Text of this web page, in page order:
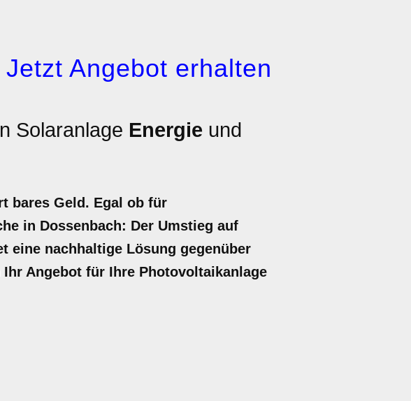
Angebot erhalten
Solaranlage Energie und
bares Geld. Egal ob für
in Dossenbach: Der Umstieg auf
eine nachhaltige Lösung gegenüber
Angebot für Ihre Photovoltaikanlage